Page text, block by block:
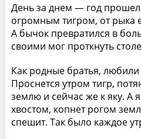
День за днем — год
огромным тигром, от рыка
А бычок превратился в
своими мог проткнуть
Как родные братья, любили
Проснется утром тигр,
землю и сейчас же к яку. А
хвостом, копнет рогом
спешит. Так было каждое